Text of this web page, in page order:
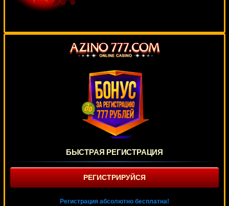
БЫСТРАЯ РЕГИСТРАЦИЯ
РЕГИСТРИРУЙСЯ
Регистрация абсолютно бесплатна!